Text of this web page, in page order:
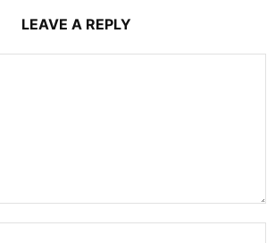
LEAVE A REPLY